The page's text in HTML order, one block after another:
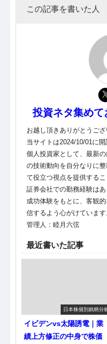
この記事を書いた人
投資ネタ集めて
お越し頂きありがとうござ
当サイトは2024/10/01に開
個人投資家として、最新
の技術動向を自分なりに
て役立つ視点を提供する
証券会社での勤務経験は
成功体験をもとに、客観
信するよう心がけています
管理人：睦月六弦
最近書いた記事
日本株個別銘柄分
イビデンvs太陽誘電｜業
績上方修正の中身で株価